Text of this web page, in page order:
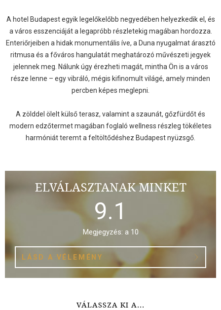
A hotel Budapest egyik legelőkelőbb negyedében helyezkedik el, és
a város esszenciáját a legapróbb részletekig magában hordozza.
Enteriőrjeiben a hidak monumentális íve, a Duna nyugalmat árasztó
ritmusa és a főváros hangulatát meghatározó művészeti jegyek
jelennek meg. Nálunk úgy érezheti magát, mintha Ön is a város
része lenne – egy vibráló, mégis kifinomult világé, amely minden
percben képes meglepni.
A zölddel ölelt külső terasz, valamint a szaunát, gőzfürdőt és
modern edzőtermet magában foglaló wellness részleg tökéletes
harmóniát teremt a feltöltődéshez Budapest nyüzsgő.
ELVÁLASZTANAK MINKET
9.1
Megjegyzés: a 10
LÁSD A VÉLEMÉNY
VÁLASSZA KI A...